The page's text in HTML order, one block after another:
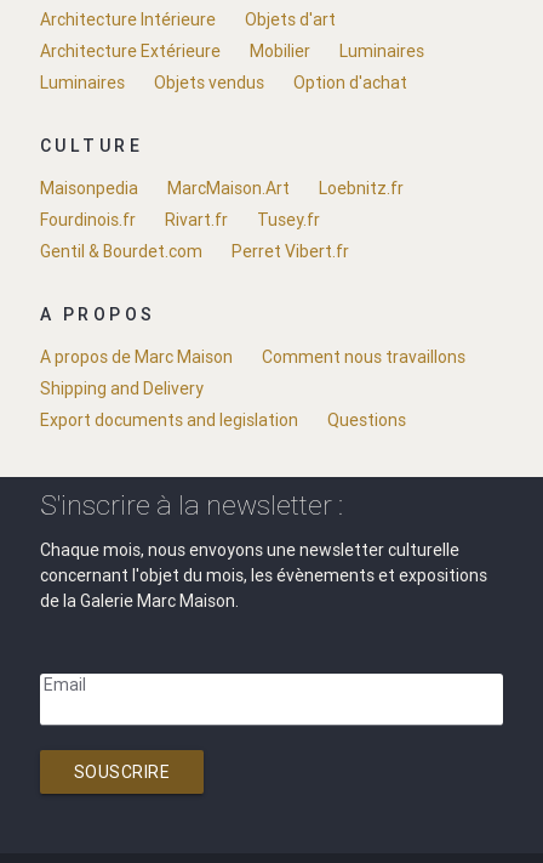
Architecture Intérieure
Objets d'art
Architecture Extérieure
Mobilier
Luminaires
Luminaires
Objets vendus Option d'achat
CULTURE
Maisonpedia
MarcMaison.Art
Loebnitz.fr
Fourdinois.fr
Rivart.fr
Tusey.fr
Gentil & Bourdet.com
Perret Vibert.fr
A PROPOS
A propos de Marc Maison
Comment nous travaillons
Shipping and Delivery
Export documents and legislation
Questions
S'inscrire à la newsletter :
Chaque mois, nous envoyons une newsletter culturelle
concernant l'objet du mois, les évènements et expositions
de la Galerie Marc Maison.
Email
SOUSCRIRE